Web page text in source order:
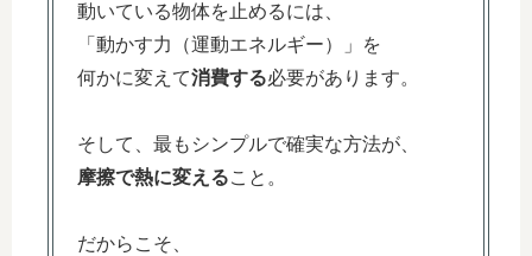
動いている物体を止めるには、
「動かす力（運動エネルギー）」を
何かに変えて消費する必要があります。
そして、最もシンプルで確実な方法が、
摩擦で熱に変えること。
だからこそ、